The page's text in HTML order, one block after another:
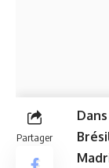
Partager